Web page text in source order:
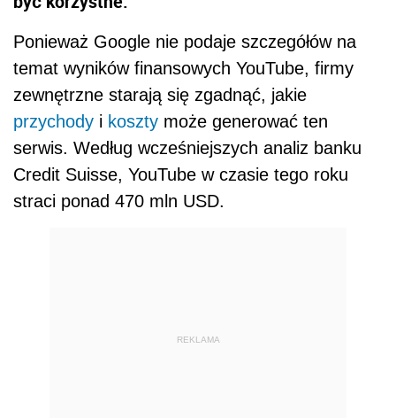
Ponieważ Google nie podaje szczegółów na
temat wyników finansowych YouTube, firmy
zewnętrzne starają się zgadnąć, jakie
przychody i koszty może generować ten
serwis. Według wcześniejszych analiz banku
Credit Suisse, YouTube w czasie tego roku
straci ponad 470 mln USD.
REKLAMA